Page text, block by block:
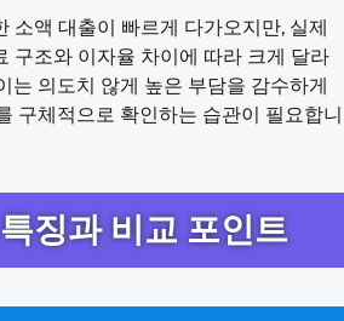
소액 대출이 빠르게 다가오지만, 실제
구조와 이자율 차이에 따라 크게 달라
는 의도치 않게 높은 부담을 감수하게
구체적으로 확인하는 습관이 필요합니
징과 비교 포인트